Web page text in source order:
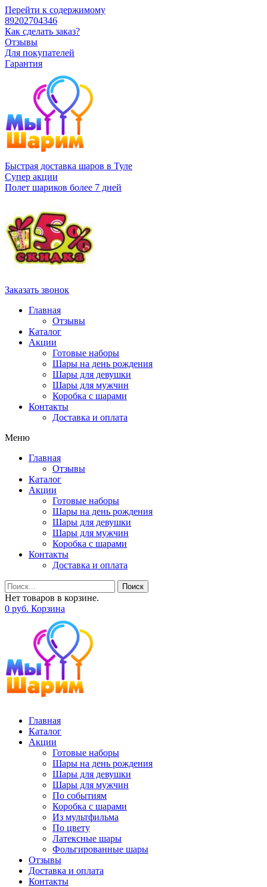
Перейти к содержимому
89202704346
Как сделать заказ?
Отзывы
Для покупателей
Гарантия
Быстрая доставка шаров в Туле
Супер акции
Полет шариков более 7 дней
Заказать звонок
Главная
Отзывы
Каталог
Акции
Готовые наборы
Шары на день рождения
Шары для девушки
Шары для мужчин
Коробка с шарами
Контакты
Доставка и оплата
Меню
Главная
Отзывы
Каталог
Акции
Готовые наборы
Шары на день рождения
Шары для девушки
Шары для мужчин
Коробка с шарами
Контакты
Доставка и оплата
Поиск
Нет товаров в корзине.
0 руб. Корзина
Главная
Каталог
Акции
Готовые наборы
Шары на день рождения
Шары для девушки
Шары для мужчин
По событиям
Коробка с шарами
Из мультфильма
По цвету
Латексные шары
Фольгированные шары
Отзывы
Доставка и оплата
Контакты